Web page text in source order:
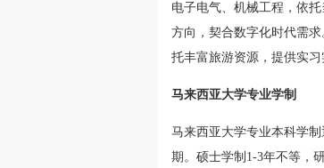
电子电气、机械工程，依
方向，契合数字化时代需
托丰富旅游资源，提供实习
马来西亚大学专业学制
马来西亚大学专业本科学
期。硕士学制1-3年不等，